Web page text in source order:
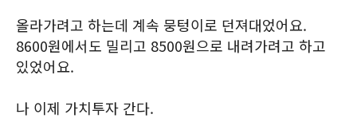
올라가려고 하는데 계속 뭉텅이로 던져대었어요.
8600원에서도 밀리고 8500원으로 내려가려고 하고
있었어요.
나 이제 가치투자 간다.